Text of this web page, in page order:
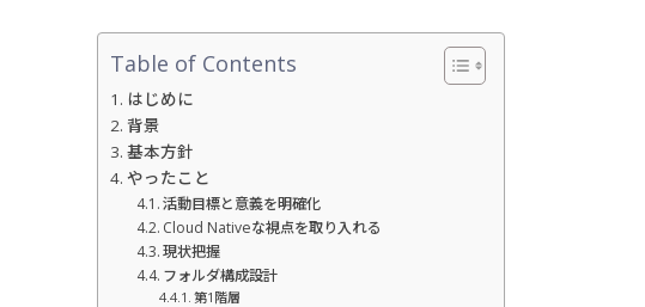
Table of Contents
はじめに
背景
基本方針
やったこと
活動目標と意義を明確化
Cloud Nativeな視点を取り入れる
現状把握
フォルダ構成設計
第1階層